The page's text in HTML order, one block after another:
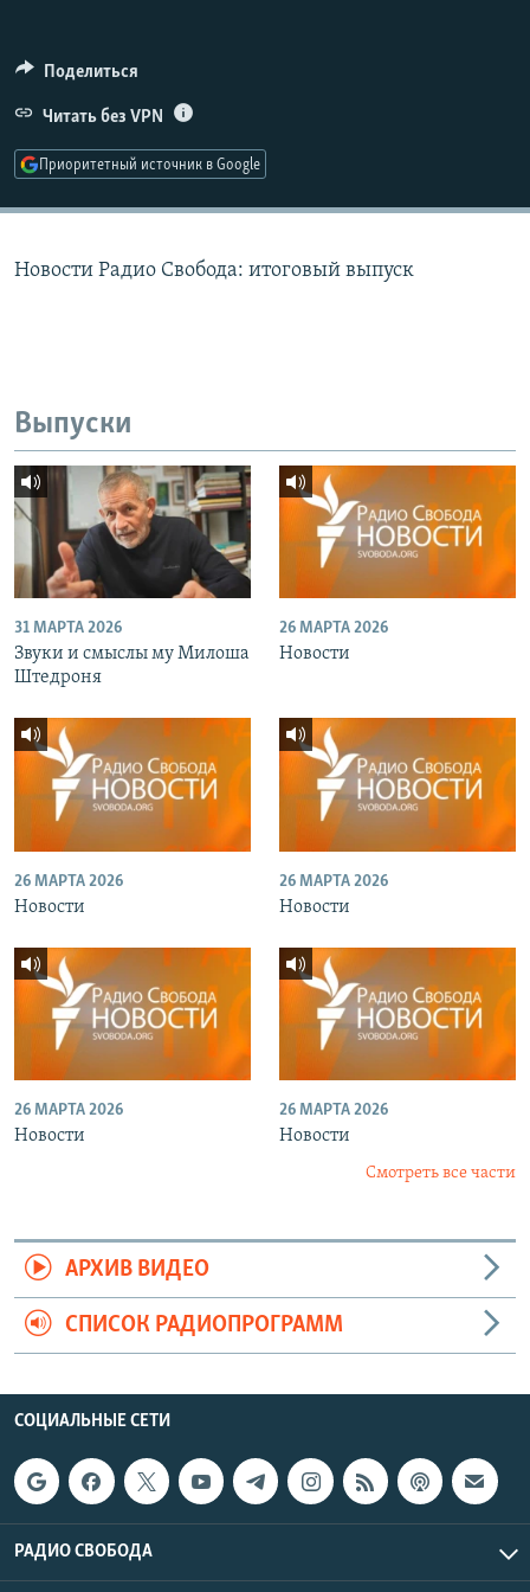
ПОДПИШИТЕСЬ НА РАССЫЛКУ
СОЦИАЛЬНЫЕ СЕТИ
Поделиться
Читать без VPN
Приоритетный источник в Google
Новости Радио Свобода: итоговый выпуск
Выпуски
31 МАРТА 2026
Звуки и смыслы му Милоша
Штедроня
26 МАРТА 2026
Новости
26 МАРТА 2026
Новости
26 МАРТА 2026
Новости
26 МАРТА 2026
Новости
26 МАРТА 2026
Новости
Смотреть все части
АРХИВ ВИДЕО
СПИСОК РАДИОПРОГРАММ
СОЦИАЛЬНЫЕ СЕТИ
РАДИО СВОБОДА